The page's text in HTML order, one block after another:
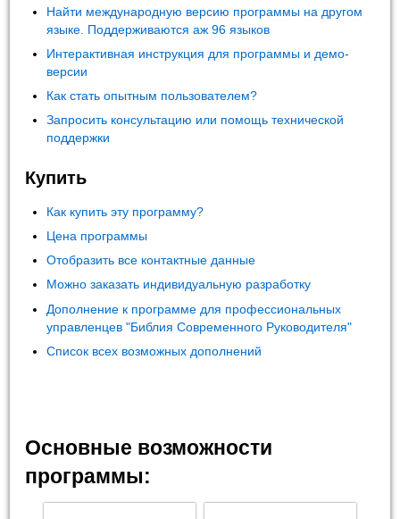
Найти международную версию программы на другом
языке. Поддерживаются аж 96 языков
Интерактивная инструкция для программы и демо-
версии
Как стать опытным пользователем?
Запросить консультацию или помощь технической
поддержки
Купить
Как купить эту программу?
Цена программы
Отобразить все контактные данные
Можно заказать индивидуальную разработку
Дополнение к программе для профессиональных
управленцев "Библия Современного Руководителя"
Список всех возможных дополнений
Основные возможности
программы: